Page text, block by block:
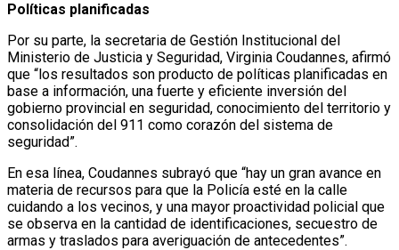
Políticas planificadas
Por su parte, la secretaria de Gestión Institucional del
Ministerio de Justicia y Seguridad, Virginia Coudannes, afirmó
que “los resultados son producto de políticas planificadas en
base a información, una fuerte y eficiente inversión del
gobierno provincial en seguridad, conocimiento del territorio y
consolidación del 911 como corazón del sistema de
seguridad”.
En esa línea, Coudannes subrayó que “hay un gran avance en
materia de recursos para que la Policía esté en la calle
cuidando a los vecinos, y una mayor proactividad policial que
se observa en la cantidad de identificaciones, secuestro de
armas y traslados para averiguación de antecedentes”.